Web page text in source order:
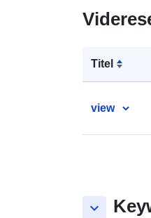
Titel
view
keyboard_arrow_down